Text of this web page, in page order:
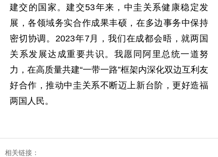
建交的国家。建交53年来，中圭关系健康稳定发
展，各领域务实合作成果丰硕，在多边事务中保持
密切协调。2023年7月，我们在成都会晤，就两国
关系发展达成重要共识。我愿同阿里总统一道努
力，在高质量共建“一带一路”框架内深化双边互利友
好合作，推动中圭关系不断迈上新台阶，更好造福
两国人民。
相关链接：